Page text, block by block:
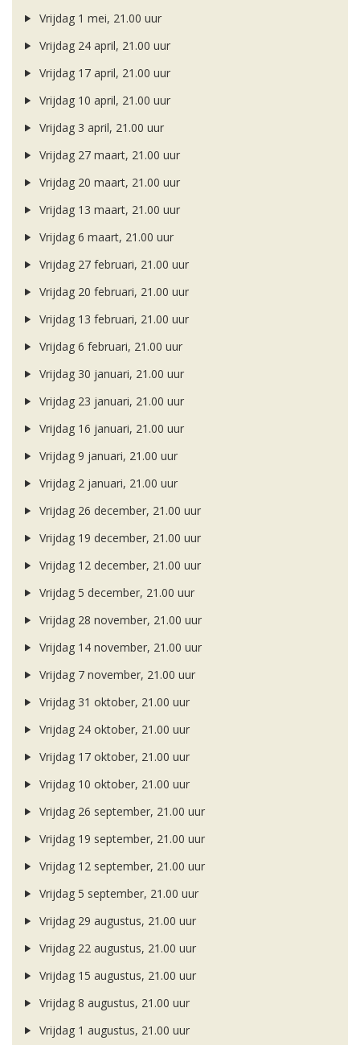
Vrijdag 1 mei, 21.00 uur
Vrijdag 24 april, 21.00 uur
Vrijdag 17 april, 21.00 uur
Vrijdag 10 april, 21.00 uur
Vrijdag 3 april, 21.00 uur
Vrijdag 27 maart, 21.00 uur
Vrijdag 20 maart, 21.00 uur
Vrijdag 13 maart, 21.00 uur
Vrijdag 6 maart, 21.00 uur
Vrijdag 27 februari, 21.00 uur
Vrijdag 20 februari, 21.00 uur
Vrijdag 13 februari, 21.00 uur
Vrijdag 6 februari, 21.00 uur
Vrijdag 30 januari, 21.00 uur
Vrijdag 23 januari, 21.00 uur
Vrijdag 16 januari, 21.00 uur
Vrijdag 9 januari, 21.00 uur
Vrijdag 2 januari, 21.00 uur
Vrijdag 26 december, 21.00 uur
Vrijdag 19 december, 21.00 uur
Vrijdag 12 december, 21.00 uur
Vrijdag 5 december, 21.00 uur
Vrijdag 28 november, 21.00 uur
Vrijdag 14 november, 21.00 uur
Vrijdag 7 november, 21.00 uur
Vrijdag 31 oktober, 21.00 uur
Vrijdag 24 oktober, 21.00 uur
Vrijdag 17 oktober, 21.00 uur
Vrijdag 10 oktober, 21.00 uur
Vrijdag 26 september, 21.00 uur
Vrijdag 19 september, 21.00 uur
Vrijdag 12 september, 21.00 uur
Vrijdag 5 september, 21.00 uur
Vrijdag 29 augustus, 21.00 uur
Vrijdag 22 augustus, 21.00 uur
Vrijdag 15 augustus, 21.00 uur
Vrijdag 8 augustus, 21.00 uur
Vrijdag 1 augustus, 21.00 uur